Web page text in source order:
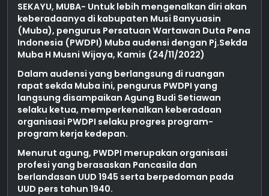
SEKAYU, MUBA- Untuk lebih mengenalkan diri akan
keberadaanya di kabupaten Musi Banyuasin
(Muba), pengurus Persatuan Wartawan Duta Pena
Indonesia (PWDPI) Muba audensi dengan Pj.Sekda
Muba H Musni Wijaya, Kamis (24/11/2022)
Dalam audensi yang berlangsung di ruangan
rapat sekda Muba ini, pengurus PWDPI yang
langsung disampaikan Agung Budi Setiawan
selaku ketua, memperkenalkan keberadaan
organisasi PWDPI selaku progres program-
program kerja kedepan.
Menurut agung, PWDPI merupakan organisasi
profesi yang berasaskan Pancasila dan
berlandasan UUD 1945 serta berpedoman pada
UUD pers tahun 1940.